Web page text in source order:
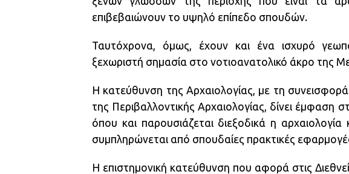
επιβεβαιώνουν το υψηλό επίπεδο σπουδών.
Ταυτόχρονα, όμως, έχουν και ένα ισχυρό
ξεχωριστή σημασία στο νοτιοανατολικό άκρο της
Η κατεύθυνση της Αρχαιολογίας, με τη
της Περιβαλλοντικής Αρχαιολογίας, δίνει έμφαση
όπου και παρουσιάζεται διεξοδικά η
συμπληρώνεται από σπουδαίες πρακτικές
Η επιστημονική κατεύθυνση που αφορά στις